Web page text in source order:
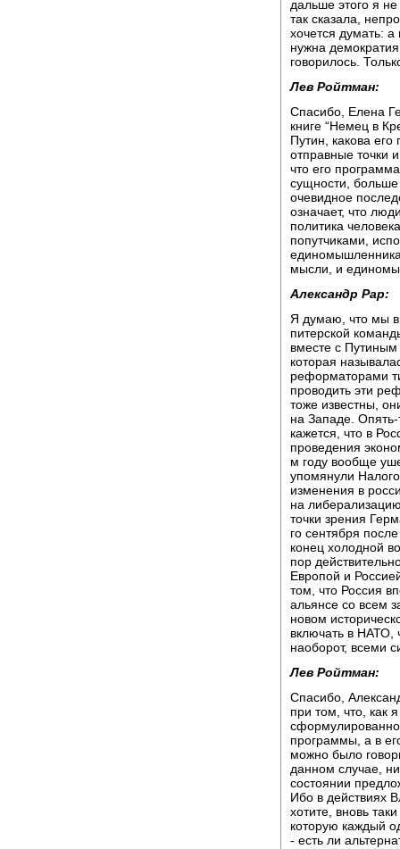
дальше этого я
так сказала,
хочется думать: а
нужна
говорилось.
Лев Ройтман:
Спасибо, Елена
книге “Немец в
Путин, какова
отправные точки
что его
сущности, больше
очевидное
означает, что
политика
попутчиками,
мысли, и
Александр Рар:
Я думаю, что мы в
питерской
вместе с Путиным
которая
реформаторами
проводить эти
тоже известны,
на Западе. Опять-
кажется, что в
проведения
м году вообще
упомянули
изменения в
на
точки зрения
го сентября
конец холодной
пор
Европой и
том, что Россия
альянсе со всем
новом
включать в НАТО,
наоборот, всеми
Лев Ройтман:
Спасибо,
при том, что, как
программы, а в
можно было
данном случае,
состоянии
Ибо в действиях
хотите, вновь
которую каждый
- есть ли